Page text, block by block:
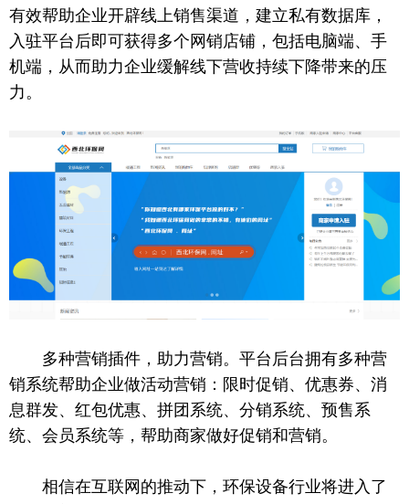
有效帮助企业开辟线上销售渠道，建立私有数据库，
入驻平台后即可获得多个网销店铺，包括电脑端、手
机端，从而助力企业缓解线下营收持续下降带来的压
力。
多种营销插件，助力营销。平台后台拥有多种营
销系统帮助企业做活动营销：限时促销、优惠券、消
息群发、红包优惠、拼团系统、分销系统、预售系
统、会员系统等，帮助商家做好促销和营销。
相信在互联网的推动下，环保设备行业将进入了